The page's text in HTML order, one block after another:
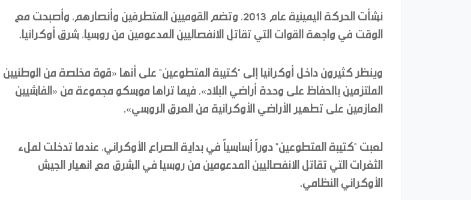
نشأت الحركة اليمينية عام 2013، وتضم القوميين المتطرفين وأنصارهم، وأصبحت مع
الوقت في واجهة القوات التي تقاتل الانفصاليين المدعومين من روسيا، شرق أوكرانيا.
وينظر كثيرون داخل أوكرانيا إلى "كتيبة المتطوعين" على أنها «قوة مخلصة من الوطنيين
الملتزمين بالحفاظ على وحدة أراضي البلاد»، فيما تراها موسكو مجموعة من «الفاشيين
العازمين على تطهير الأراضي الأوكرانية من العرق الروسي».
لعبت "كتيبة المتطوعين" دوراً أساسياً في بداية الصراع الأوكراني، عندما تدخلت لملء
الثغرات التي تقاتل الانفصاليين المدعومين من روسيا في الشرق مع انهيار الجيش
الأوكراني النظامي.